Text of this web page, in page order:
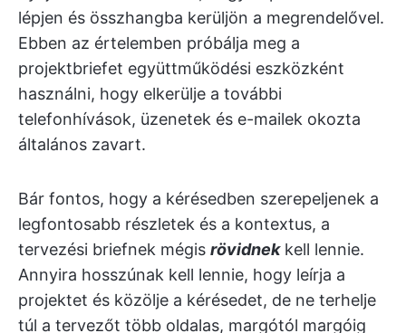
lépjen és összhangba kerüljön a megrendelővel.
Ebben az értelemben próbálja meg a
projektbriefet együttműködési eszközként
használni, hogy elkerülje a további
telefonhívások, üzenetek és e-mailek okozta
általános zavart.
Bár fontos, hogy a kérésedben szerepeljenek a
legfontosabb részletek és a kontextus, a
tervezési briefnek mégis rövidnekkell lennie.
Annyira hosszúnak kell lennie, hogy leírja a
projektet és közölje a kérésedet, de ne terhelje
túl a tervezőt több oldalas, margótól margóig